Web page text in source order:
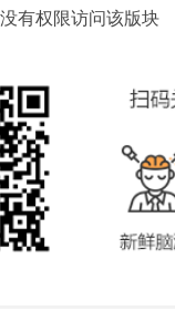
有权限访问该版块